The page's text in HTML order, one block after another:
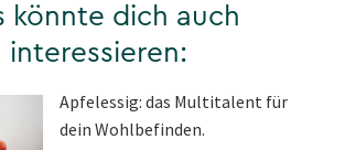
könnte dich auch
interessieren:
Apfelessig: das Multitalent für
dein Wohlbefinden.